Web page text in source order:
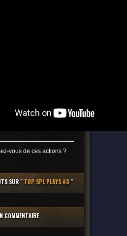
vous de ces actions ?
SUR " TOP SPL PLAYS #3"
COMMENTAIRE